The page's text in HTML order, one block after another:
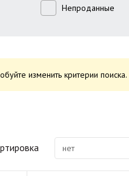
Непроданные
изменить критерии поиска.
нет